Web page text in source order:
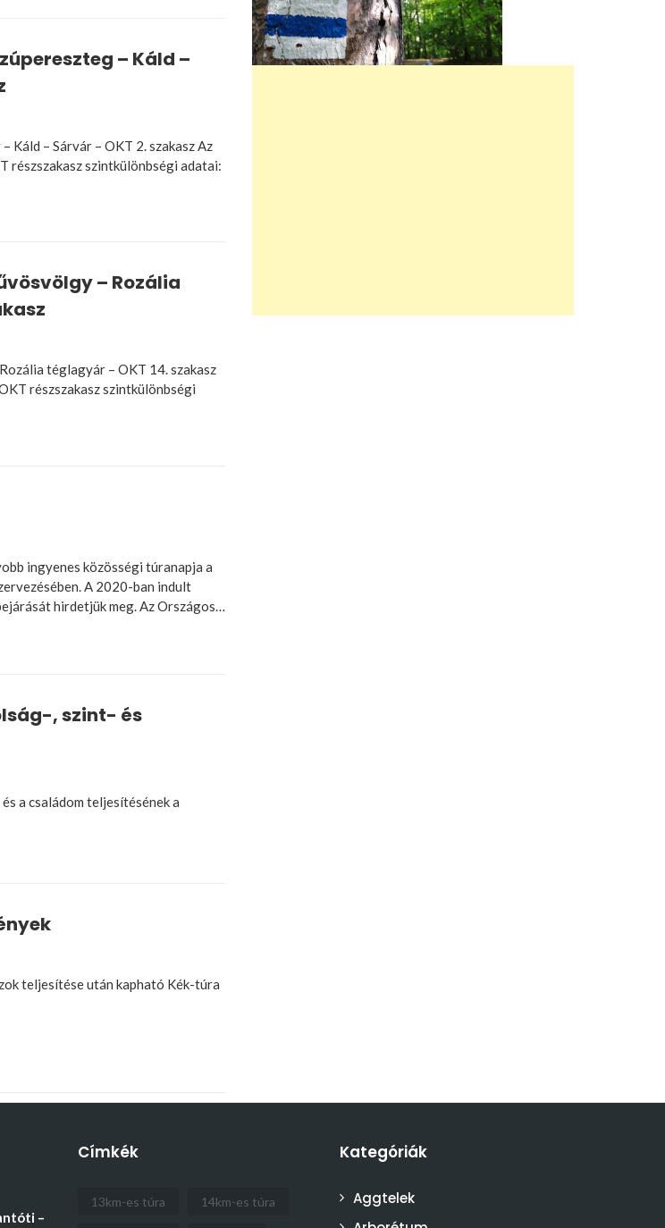
– Káld –
Káld – Sárvár – OKT 2. szakasz Az
részszakasz szintkülönbségi adatai:
– Rozália
téglagyár – OKT 14. szakasz
részszakasz szintkülönbségi
ingyenes közösségi túranapja a
A 2020-ban indult
hirdetjük meg. Az Országos…
, szint- és
a családom teljesítésének a
teljesítése után kapható Kék-túra
–
Címkék
13km-es túra 14km-es túra
Kategóriák
Aggtelek